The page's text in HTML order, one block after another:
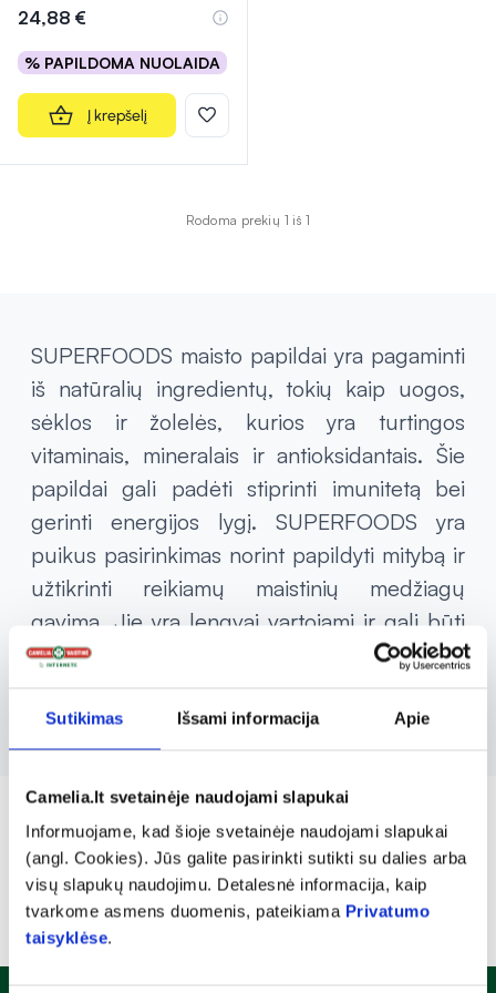
Sutikimas Išsami informacija Apie
Camelia.lt svetainėje naudojami slapukai
Informuojame, kad šioje svetainėje naudojami slapukai
(angl. Cookies). Jūs galite pasirinkti sutikti su dalies arba
visų slapukų naudojimu. Detalesnė informacija, kaip
tvarkome asmens duomenis, pateikiama Privatumo
taisyklėse.
24,88 €
% PAPILDOMA NUOLAIDA
Į krepšelį
Rodoma prekių 1 iš 1
SUPERFOODS maisto papildai yra pagaminti
iš natūralių ingredientų, tokių kaip uogos,
sėklos ir žolelės, kurios yra turtingos
vitaminais, mineralais ir antioksidantais. Šie
papildai gali padėti stiprinti imunitetą bei
gerinti energijos lygį. SUPERFOODS yra
puikus pasirinkimas norint papildyti mitybą ir
užtikrinti reikiamų maistinių medžiagų
gavimą. Jie yra lengvai vartojami ir gali būti
naudojami kasdien, siekiant pagerinti bendrą